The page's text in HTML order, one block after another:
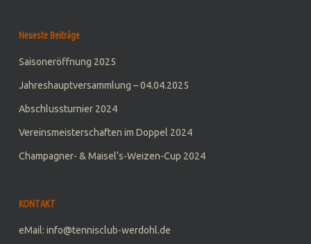
Neueste Beiträge
Saisoneröffnung 2025
Jahreshauptversammlung – 04.04.2025
Abschlussturnier 2024
Vereinsmeisterschaften im Doppel 2024
Champagner- & Maisel‘s-Weizen-Cup 2024
KONTAKT
eMail: info@tennisclub-werdohl.de